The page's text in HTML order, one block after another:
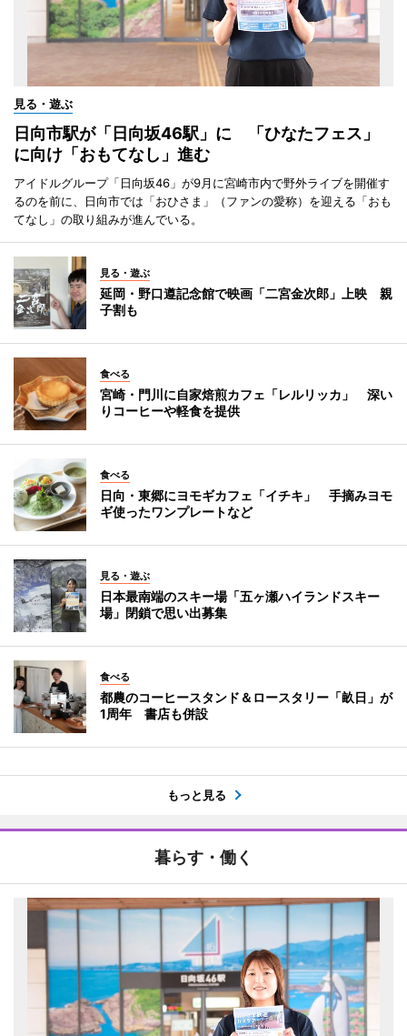
見る・遊ぶ
日向市駅が「日向坂46駅」に 「ひなたフェス」
に向け「おもてなし」進む
アイドルグループ「日向坂46」が9月に宮崎市内で野外ライブを開催す
るのを前に、日向市では「おひさま」（ファンの愛称）を迎える「おも
てなし」の取り組みが進んでいる。
見る・遊ぶ
延岡・野口遵記念館で映画「二宮金次郎」上映 親
子割も
食べる
宮崎・門川に自家焙煎カフェ「レルリッカ」 深い
りコーヒーや軽食を提供
食べる
日向・東郷にヨモギカフェ「イチキ」 手摘みヨモ
ギ使ったワンプレートなど
見る・遊ぶ
日本最南端のスキー場「五ヶ瀬ハイランドスキー
場」閉鎖で思い出募集
食べる
都農のコーヒースタンド＆ロースタリー「畝日」が
1周年 書店も併設
もっと見る
暮らす・働く